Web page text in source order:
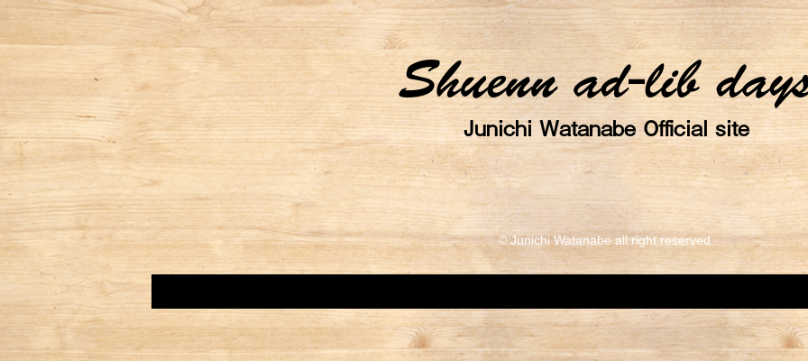
Shuenn ad-lib
Junichi Watanabe Official site
© Junichi Watanabe all right reserved.